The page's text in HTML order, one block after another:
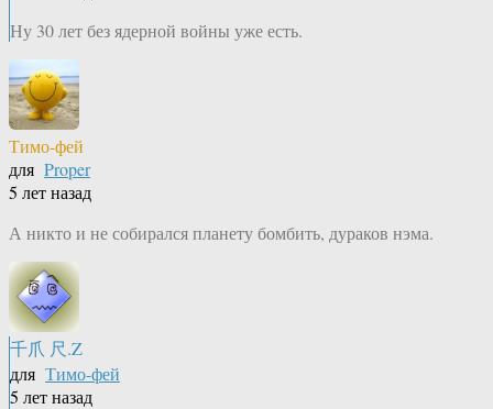
Ну 30 лет без ядерной войны уже есть.
Тимо-фей
для Proper
5 лет назад
А никто и не собирался планету бомбить, дураков нэма.
千爪 尺.Z
для Тимо-фей
5 лет назад